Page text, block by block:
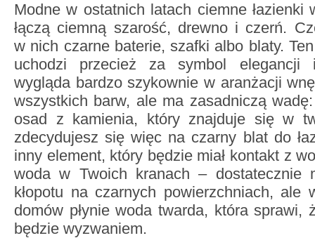
Modne w ostatnich latach ciemne łazienki
łączą ciemną szarość, drewno i czerń.
w nich czarne baterie, szafki albo blaty.
uchodzi przecież za symbol elegancji
wygląda bardzo szykownie w aranżacji
wszystkich barw, ale ma zasadniczą
osad z kamienia, który znajduje się w
zdecydujesz się więc na czarny blat do
inny element, który będzie miał kontakt z
woda w Twoich kranach – dostatecznie
kłopotu na czarnych powierzchniach, ale
domów płynie woda twarda, która sprawi,
będzie wyzwaniem.